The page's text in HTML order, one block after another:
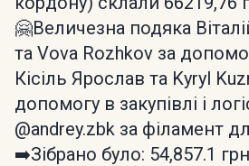
🤗Величезна подяка
та Vova Rozhkov за
Кісіль Ярослав та Kyryl
допомогу в закупівлі і
@andrey.zbk за філамент
➡️Зібрано було: 54,857.1